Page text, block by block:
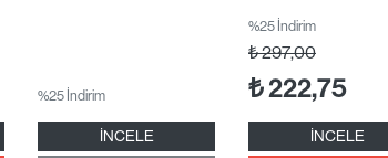
%25 İndirim
İNCELE
%25 İndirim
₺297,00
₺222,75
İNCELE